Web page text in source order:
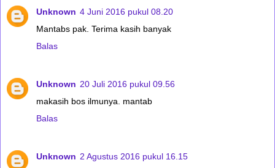
Unknown 4 Juni 2016 pukul 08.20
Mantabs pak. Terima kasih banyak
Balas
Unknown 20 Juli 2016 pukul 09.56
makasih bos ilmunya. mantab
Balas
Unknown 2 Agustus 2016 pukul 16.15